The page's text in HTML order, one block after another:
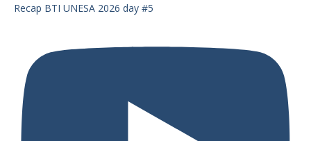
Recap BTI UNESA 2026 day #5